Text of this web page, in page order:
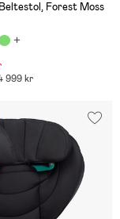
Forest Moss
999 kr